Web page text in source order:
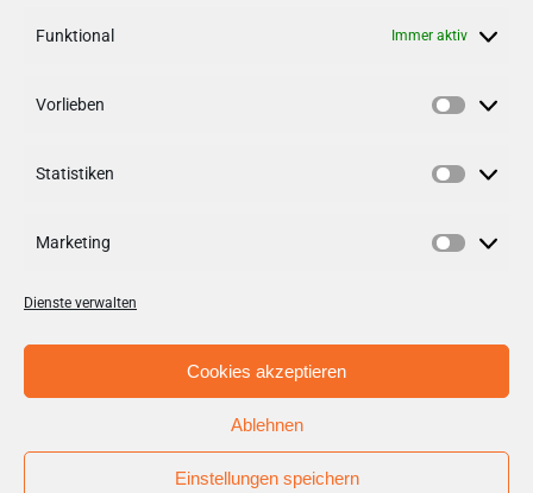
Funktional Immer aktiv
Vorlieben
Statistiken
Marketing
Dienste verwalten
Cookies akzeptieren
Ablehnen
Einstellungen speichern
Quartiersmanagement
Follow us on
© Copyright 2012 - 2026 | Stadt + Handel City- und
Standortmanagement BID GmbH / Aufgabenträger BID